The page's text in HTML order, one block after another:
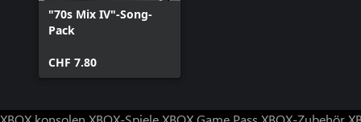
"70s Mix IV"-Song-
Pack
CHF 7.80